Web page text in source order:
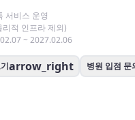
서비스 운영
적 인프라 제외)
~ 2027.02.06
arrow_right 병원 입점 문